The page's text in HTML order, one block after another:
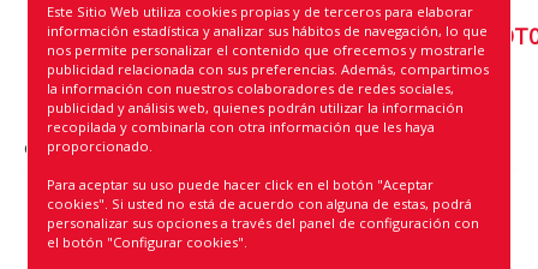
9935
TAPACUBO
BICOLOR
NEGRO /
GRIS PLATA
MED. 15"
9936
TAPACUBO
BICOLOR
NEGRO /
MED. 16"
0001738OT020
CADENA
NIEVE
METALICA
CADENA
NIEVE
METALICA
Este Sitio Web utiliza cookies propias y de terceros para elaborar
información estadística y analizar sus hábitos de navegación, lo que
nos permite personalizar el contenido que ofrecemos y mostrarle
publicidad relacionada con sus preferencias. Además, compartimos
la información con nuestros colaboradores de redes sociales,
publicidad y análisis web, quienes podrán utilizar la información
recopilada y combinarla con otra información que les haya
proporcionado.
Para aceptar su uso puede hacer click en el botón "Aceptar
cookies". Si usted no está de acuerdo con alguna de estas, podrá
personalizar sus opciones a través del panel de configuración con
el botón "Configurar cookies".